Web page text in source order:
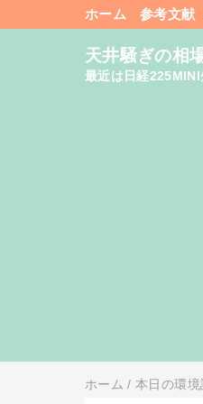
ホーム 参考文献
天井騒ぎの相
最近は日経225MINI
ホーム /本日の環境